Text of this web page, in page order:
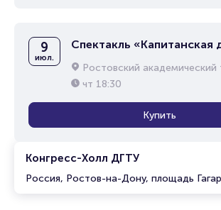
Конгресс-Холл ДГТУ
Россия, Ростов-на-Дону, площадь
9
июл.
Спектакль «Капитанская
Ростовский академический театр
чт 18:30
Купить